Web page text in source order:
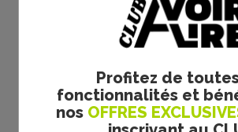
Profitez de
fonctionnalités et
nos OFFRES
© 2021
Christophe
Brachet Ciné-@
Tous droits
réservés.